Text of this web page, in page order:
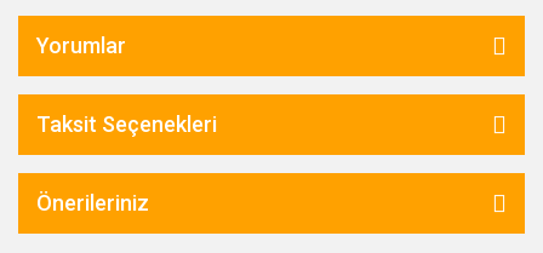
Yorumlar
Taksit Seçenekleri
Önerileriniz